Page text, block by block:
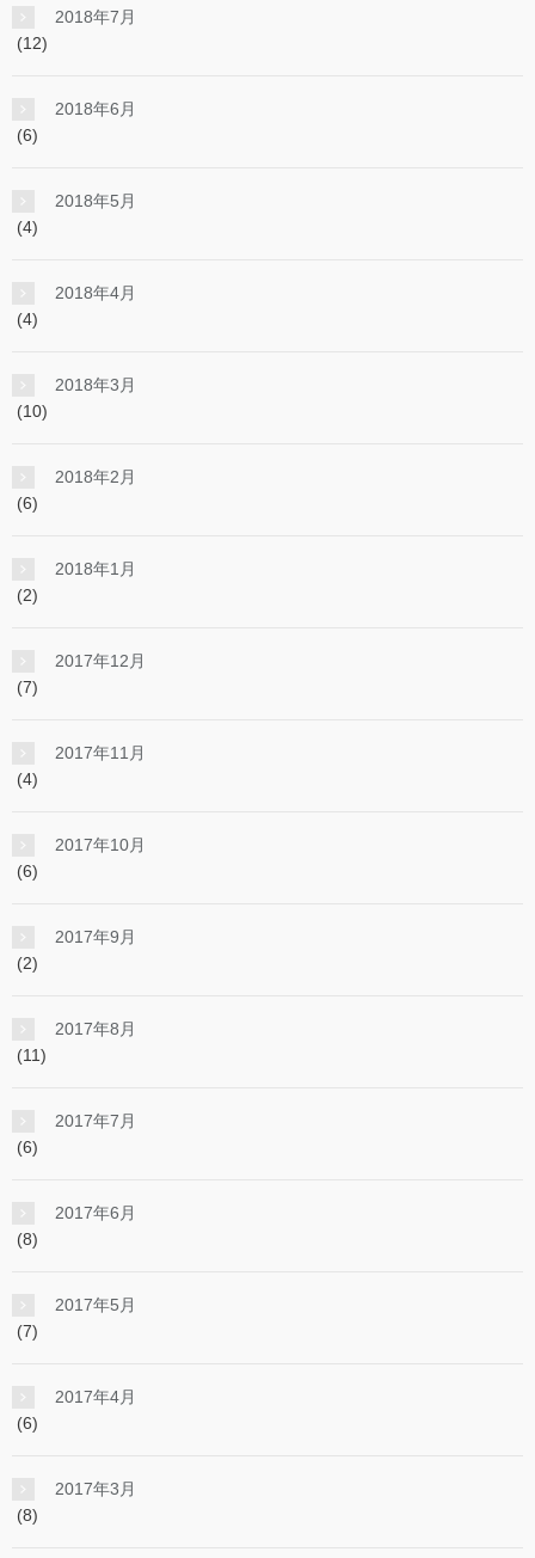
2018年7月
(12)
2018年6月
(6)
2018年5月
(4)
2018年4月
(4)
2018年3月
(10)
2018年2月
(6)
2018年1月
(2)
2017年12月
(7)
2017年11月
(4)
2017年10月
(6)
2017年9月
(2)
2017年8月
(11)
2017年7月
(6)
2017年6月
(8)
2017年5月
(7)
2017年4月
(6)
2017年3月
(8)